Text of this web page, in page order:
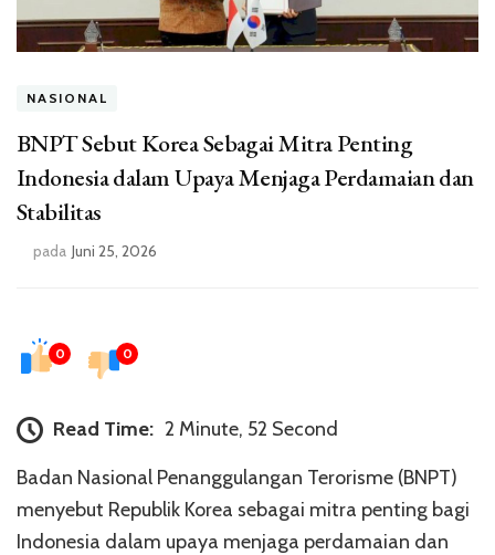
NASIONAL
BNPT Sebut Korea Sebagai Mitra Penting
Indonesia dalam Upaya Menjaga Perdamaian dan
Stabilitas
pada Juni 25, 2026
0 0
Read Time: 2 Minute, 52 Second
Badan Nasional Penanggulangan Terorisme (BNPT)
menyebut Republik Korea sebagai mitra penting bagi
Indonesia dalam upaya menjaga perdamaian dan